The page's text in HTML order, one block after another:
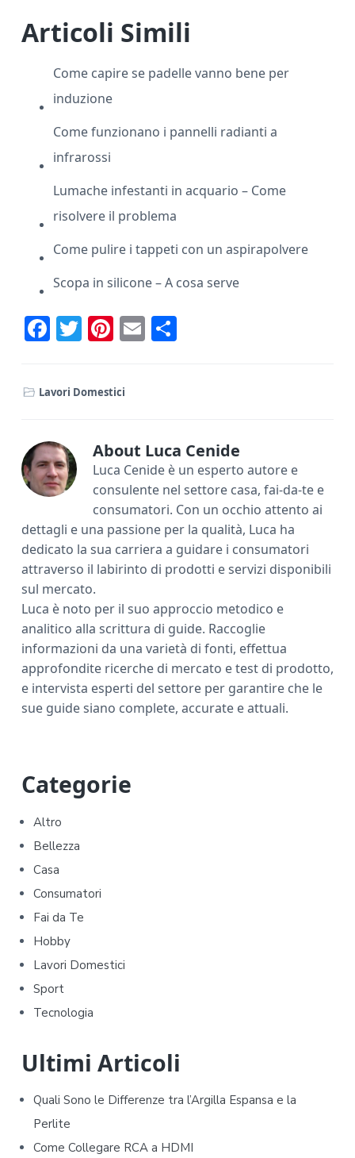
Articoli Simili
Come capire se padelle vanno bene per
induzione
Come funzionano i pannelli radianti a
infrarossi
Lumache infestanti in acquario – Come
risolvere il problema
Come pulire i tappeti con un aspirapolvere
Scopa in silicone – A cosa serve
F
b
ok
T
te
Pi
er
e
E C
di
Lavori Domestici
About Luca Cenide
Luca Cenide è un esperto autore e
consulente nel settore casa, fai-da-te e
consumatori. Con un occhio attento ai
dettagli e una passione per la qualità, Luca ha
dedicato la sua carriera a guidare i consumatori
attraverso il labirinto di prodotti e servizi disponibili
sul mercato.
Luca è noto per il suo approccio metodico e
analitico alla scrittura di guide. Raccoglie
informazioni da una varietà di fonti, effettua
approfondite ricerche di mercato e test di prodotto,
e intervista esperti del settore per garantire che le
sue guide siano complete, accurate e attuali.
P
r
i
m
a
r
y
S
d
e
b
Categorie
Altro
Bellezza
Casa
Consumatori
Fai da Te
Hobby
Lavori Domestici
Sport
Tecnologia
Ultimi Articoli
Quali Sono le Differenze tra l’Argilla Espansa e la
Perlite
Come Collegare RCA a HDMI